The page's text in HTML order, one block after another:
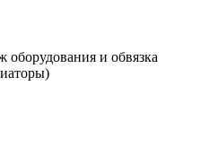
оборудования и обвязка